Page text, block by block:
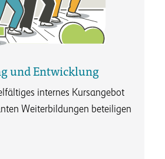
und Entwicklung
internes Kursangebot
Weiterbildungen beteiligen